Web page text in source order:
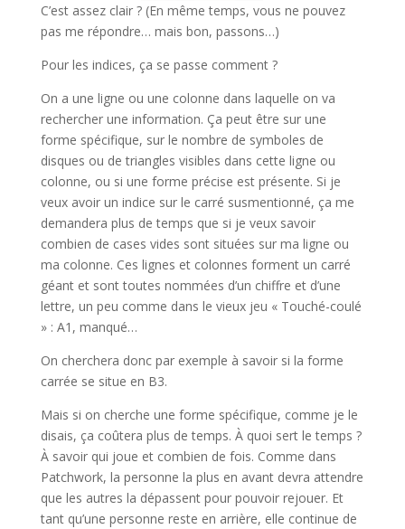
C’est assez clair ? (En même temps, vous ne pouvez
pas me répondre… mais bon, passons…)
Pour les indices, ça se passe comment ?
On a une ligne ou une colonne dans laquelle on va
rechercher une information. Ça peut être sur une
forme spécifique, sur le nombre de symboles de
disques ou de triangles visibles dans cette ligne ou
colonne, ou si une forme précise est présente. Si je
veux avoir un indice sur le carré susmentionné, ça me
demandera plus de temps que si je veux savoir
combien de cases vides sont situées sur ma ligne ou
ma colonne. Ces lignes et colonnes forment un carré
géant et sont toutes nommées d’un chiffre et d’une
lettre, un peu comme dans le vieux jeu « Touché-coulé
» : A1, manqué…
On cherchera donc par exemple à savoir si la forme
carrée se situe en B3.
Mais si on cherche une forme spécifique, comme je le
disais, ça coûtera plus de temps. À quoi sert le temps ?
À savoir qui joue et combien de fois. Comme dans
Patchwork, la personne la plus en avant devra attendre
que les autres la dépassent pour pouvoir rejouer. Et
tant qu’une personne reste en arrière, elle continue de